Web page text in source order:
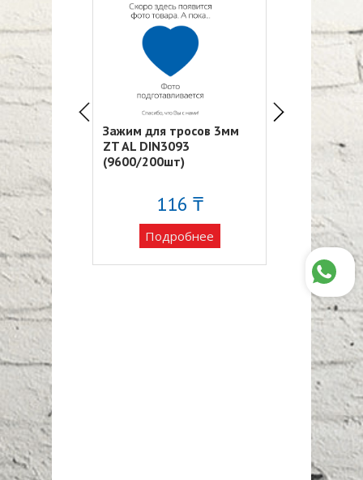
₸
Зажим для тросов 3мм
ZT AL DIN3093
(9600/200шт)
116 ₸
Подробнее
канатов М5